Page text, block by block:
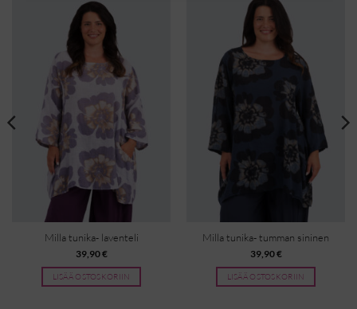
Milla tunika- laventeli
39,90€
LISÄÄ OSTOSKORIIN
Milla tunika- tumman sininen
39,90€
LISÄÄ OSTOSKORIIN